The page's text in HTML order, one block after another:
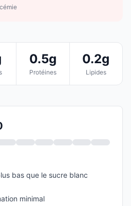
0.5g
Protéines
0.2g
Lipides
bas que le sucre blanc
minimal